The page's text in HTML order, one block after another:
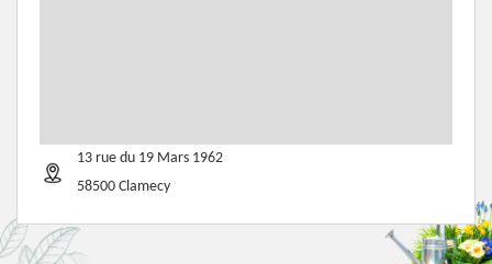
13 rue du 19 Mars 1962
58500 Clamecy